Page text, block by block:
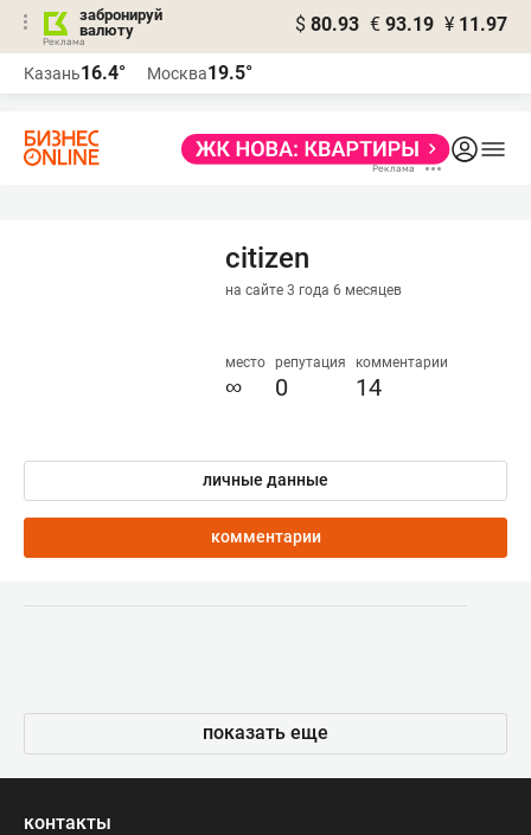
забронируй
валюту
$ 80.93 € 93.19 ¥ 11.97
Казань16.4° Москва19.5°
сitizen
на сайте 3 года 6 месяцев
место
∞
репутация
0
комментарии
14
личные данные
комментарии
показать еще
контакты